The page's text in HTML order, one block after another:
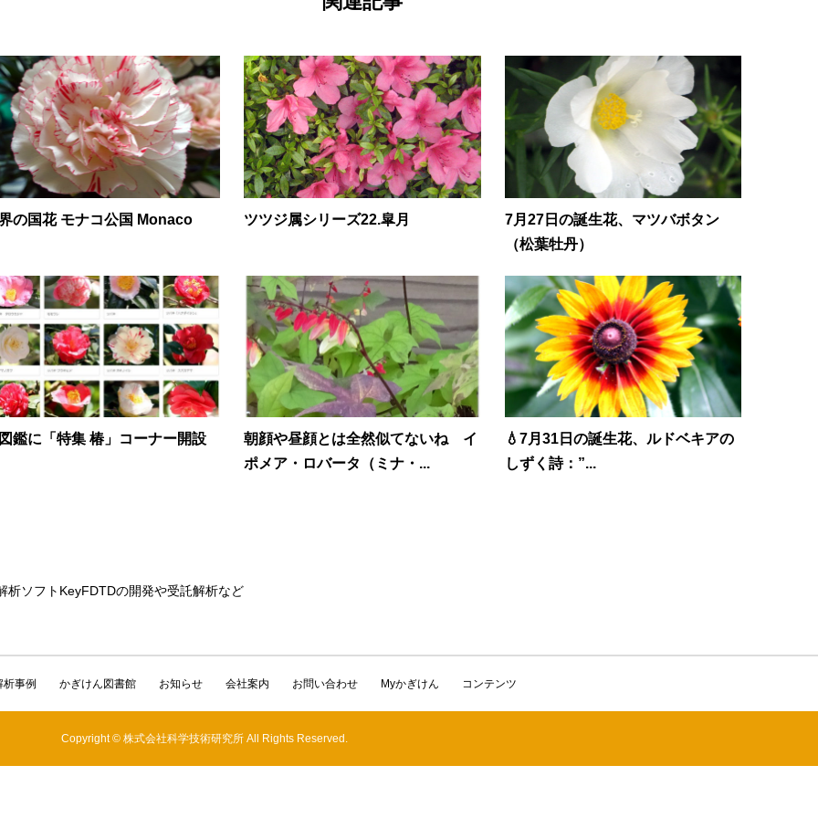
の国花 モナコ公国 Monaco ツツジ属シリーズ22.皐月
7月27日の誕生花、マツバボタン
（松葉牡丹）
鑑に「特集 椿」コーナー開設
朝顔や昼顔とは全然似てないね イ
ポメア・ロバータ（ミナ・...
💧7月31日の誕生花、ルドベキアの
しずく詩：”...
析ソフトKeyFDTDの開発や受託解析など
事例 かぎけん図書館 お知らせ 会社案内 お問い合わせ Myかぎけん コンテンツ
Copyright © 株式会社科学技術研究所 All Rights Reserved.